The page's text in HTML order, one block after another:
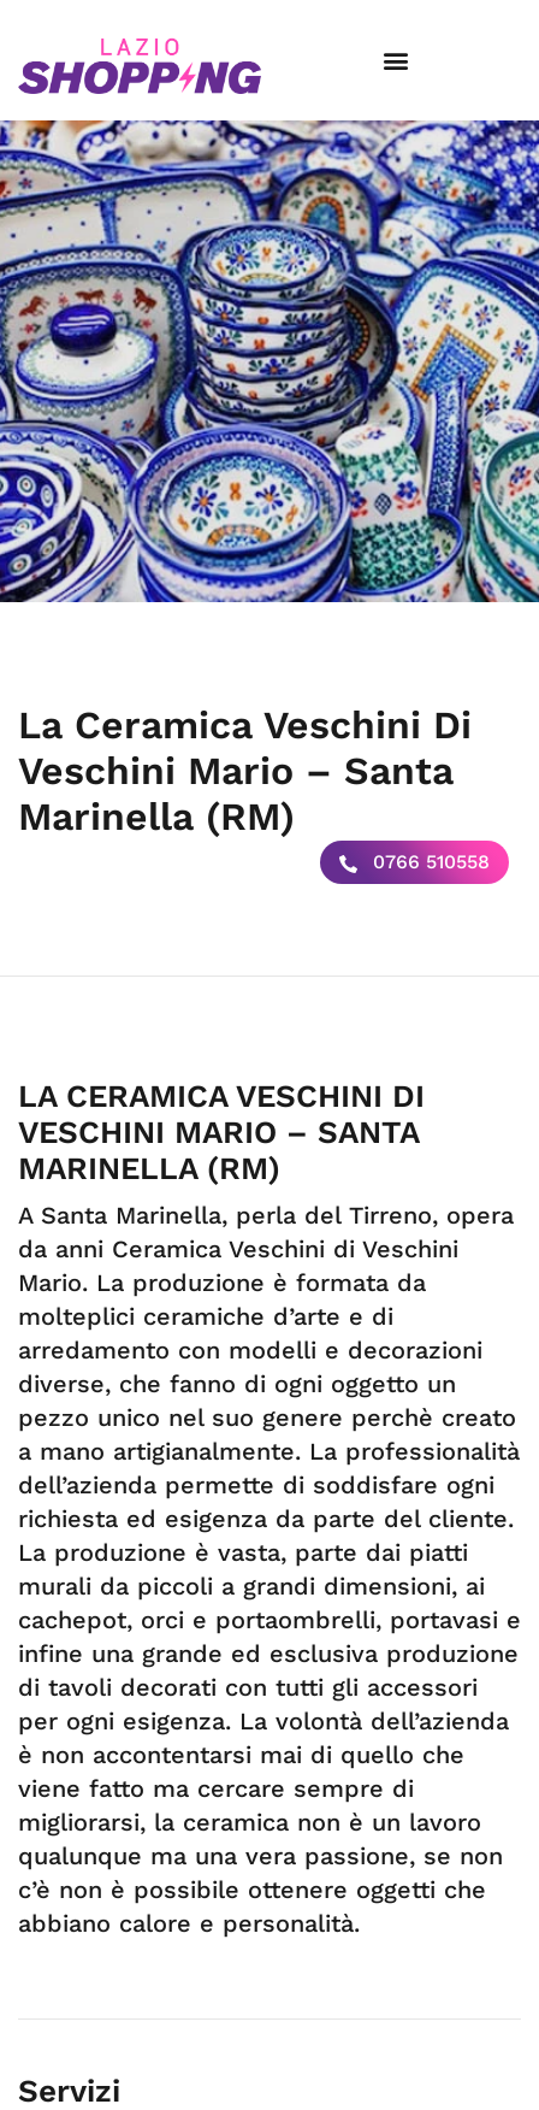
La Ceramica Veschini Di
Veschini Mario – Santa
Marinella (RM)
0766 510558
LA CERAMICA VESCHINI DI
VESCHINI MARIO – SANTA
MARINELLA (RM)
A Santa Marinella, perla del Tirreno, opera
da anni Ceramica Veschini di Veschini
Mario. La produzione è formata da
molteplici ceramiche d’arte e di
arredamento con modelli e decorazioni
diverse, che fanno di ogni oggetto un
pezzo unico nel suo genere perchè creato
a mano artigianalmente. La professionalità
dell’azienda permette di soddisfare ogni
richiesta ed esigenza da parte del cliente.
La produzione è vasta, parte dai piatti
murali da piccoli a grandi dimensioni, ai
cachepot, orci e portaombrelli, portavasi e
infine una grande ed esclusiva produzione
di tavoli decorati con tutti gli accessori
per ogni esigenza. La volontà dell’azienda
è non accontentarsi mai di quello che
viene fatto ma cercare sempre di
migliorarsi, la ceramica non è un lavoro
qualunque ma una vera passione, se non
c’è non è possibile ottenere oggetti che
abbiano calore e personalità.
Servizi